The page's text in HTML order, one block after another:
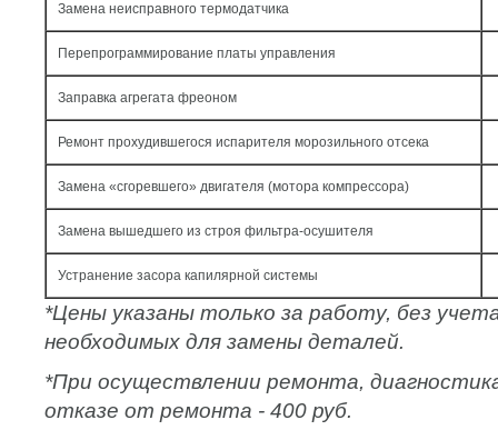
Замена неисправного термодатчика
Перепрограммирование платы управления
Заправка агрегата фреоном
Ремонт прохудившегося испарителя морозильного отсека
Замена «сгоревшего» двигателя (мотора компрессора)
Замена вышедшего из строя фильтра-осушителя
Устранение засора капилярной системы
*Цены указаны только за работу, без
необходимых для замены деталей.
*При осуществлении ремонта,
отказе от ремонта - 400 руб.